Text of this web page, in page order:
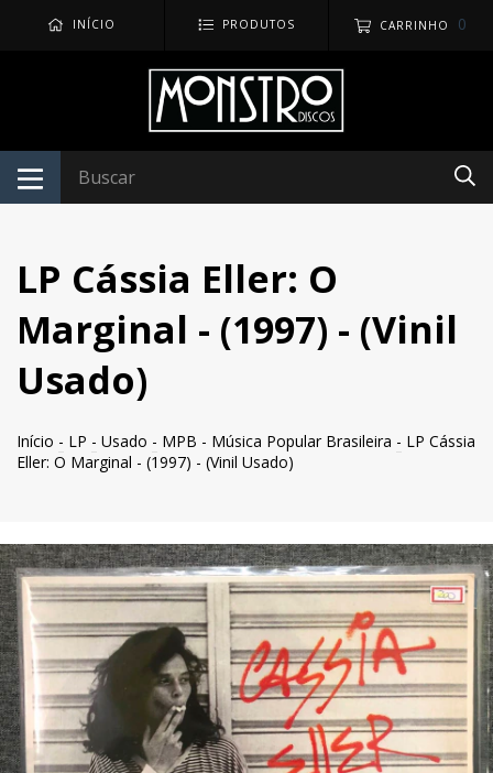
INÍCIO PRODUTOS CARRINHO 0
LP Cássia Eller: O
Marginal - (1997) - (Vinil
Usado)
Início - LP - Usado - MPB - Música Popular Brasileira - LP Cássia
Eller: O Marginal - (1997) - (Vinil Usado)